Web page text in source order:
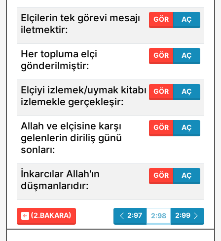
GÖR AÇ
Elçilerin tek görevi mesajı
iletmektir:
GÖR AÇ
Her topluma elçi
gönderilmiştir:
GÖR AÇ
Elçiyi izlemek/uymak kitabı
izlemekle gerçekleşir:
GÖR AÇ
Allah ve elçisine karşı
gelenlerin diriliş günü
sonları:
GÖR AÇ
İnkarcılar Allah'ın
düşmanlarıdır:
(2.BAKARA) 2:97 2:98 2:99